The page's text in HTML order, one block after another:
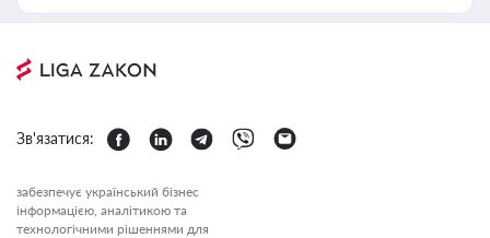
Зв'язатися:
забезпечує український бізнес
інформацією, аналітикою та
технологічними рішеннями для